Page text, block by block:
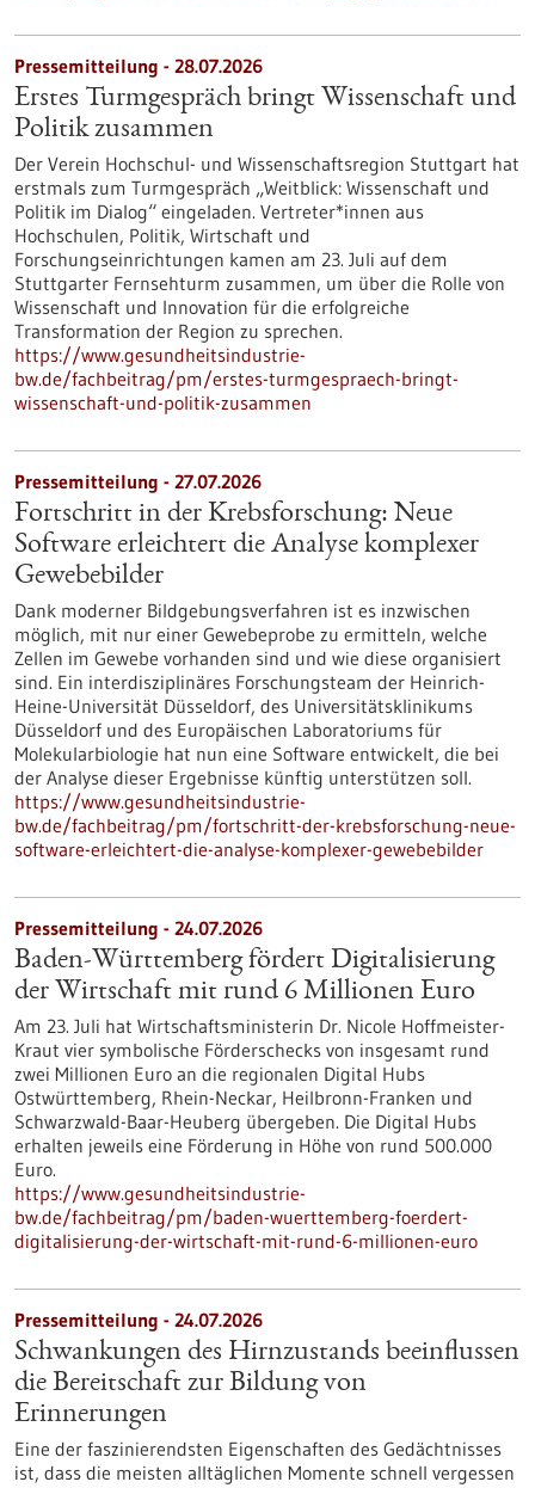
Pressemitteilung - 28.07.2026
Erstes Turmgespräch bringt Wissenschaft und
Politik zusammen
Der Verein Hochschul- und Wissenschaftsregion Stuttgart hat
erstmals zum Turmgespräch „Weitblick: Wissenschaft und
Politik im Dialog“ eingeladen. Vertreter*innen aus
Hochschulen, Politik, Wirtschaft und
Forschungseinrichtungen kamen am 23. Juli auf dem
Stuttgarter Fernsehturm zusammen, um über die Rolle von
Wissenschaft und Innovation für die erfolgreiche
Transformation der Region zu sprechen.
https://www.gesundheitsindustrie-
bw.de/fachbeitrag/pm/erstes-turmgespraech-bringt-
wissenschaft-und-politik-zusammen
Pressemitteilung - 27.07.2026
Fortschritt in der Krebsforschung: Neue
Software erleichtert die Analyse komplexer
Gewebebilder
Dank moderner Bildgebungsverfahren ist es inzwischen
möglich, mit nur einer Gewebeprobe zu ermitteln, welche
Zellen im Gewebe vorhanden sind und wie diese organisiert
sind. Ein interdisziplinäres Forschungsteam der Heinrich-
Heine-Universität Düsseldorf, des Universitätsklinikums
Düsseldorf und des Europäischen Laboratoriums für
Molekularbiologie hat nun eine Software entwickelt, die bei
der Analyse dieser Ergebnisse künftig unterstützen soll.
https://www.gesundheitsindustrie-
bw.de/fachbeitrag/pm/fortschritt-der-krebsforschung-neue-
software-erleichtert-die-analyse-komplexer-gewebebilder
Pressemitteilung - 24.07.2026
Baden-Württemberg fördert Digitalisierung
der Wirtschaft mit rund 6 Millionen Euro
Am 23. Juli hat Wirtschaftsministerin Dr. Nicole Hoffmeister-
Kraut vier symbolische Förderschecks von insgesamt rund
zwei Millionen Euro an die regionalen Digital Hubs
Ostwürttemberg, Rhein-Neckar, Heilbronn-Franken und
Schwarzwald-Baar-Heuberg übergeben. Die Digital Hubs
erhalten jeweils eine Förderung in Höhe von rund 500.000
Euro.
https://www.gesundheitsindustrie-
bw.de/fachbeitrag/pm/baden-wuerttemberg-foerdert-
digitalisierung-der-wirtschaft-mit-rund-6-millionen-euro
Pressemitteilung - 24.07.2026
Schwankungen des Hirnzustands beeinflussen
die Bereitschaft zur Bildung von
Erinnerungen
Eine der faszinierendsten Eigenschaften des Gedächtnisses
ist, dass die meisten alltäglichen Momente schnell vergessen